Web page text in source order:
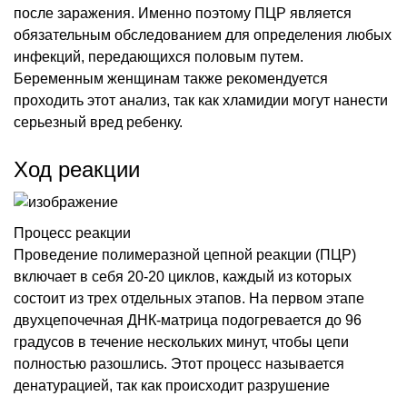
после заражения. Именно поэтому ПЦР является
обязательным обследованием для определения любых
инфекций, передающихся половым путем.
Беременным женщинам также рекомендуется
проходить этот анализ, так как хламидии могут нанести
серьезный вред ребенку.
Ход реакции
Процесс реакции
Проведение полимеразной цепной реакции (ПЦР)
включает в себя 20-20 циклов, каждый из которых
состоит из трех отдельных этапов. На первом этапе
двухцепочечная ДНК-матрица подогревается до 96
градусов в течение нескольких минут, чтобы цепи
полностью разошлись. Этот процесс называется
денатурацией, так как происходит разрушение